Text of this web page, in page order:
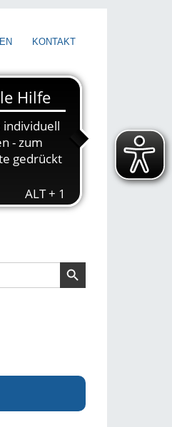
KONTAKT
Search Button